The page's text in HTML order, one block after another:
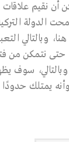
نقيم علاقات
الدولة
وبالتالي
نتمكن من
وبالتالي، سوف
يمتلك حدودًا